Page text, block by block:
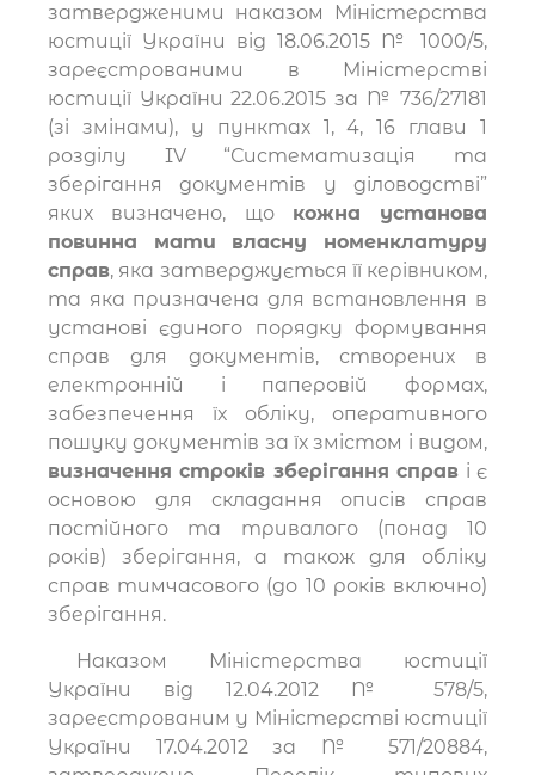
затвердженими наказом Міністерства
юстиції України від 18.06.2015 № 1000/5,
зареєстрованими в Міністерстві
юстиції України 22.06.2015 за № 736/27181
(зі змінами), у пунктах 1, 4, 16 глави 1
розділу IV “Систематизація та
зберігання документів у діловодстві”
яких визначено, що кожна установа
повинна мати власну номенклатуру
справ, яка затверджується її керівником,
та яка призначена для встановлення в
установі єдиного порядку формування
справ для документів, створених в
електронній і паперовій формах,
забезпечення їх обліку, оперативного
пошуку документів за їх змістом і видом,
визначення строків зберігання справ і є
основою для складання описів справ
постійного та тривалого (понад 10
років) зберігання, а також для обліку
справ тимчасового (до 10 років включно)
зберігання.
Наказом Міністерства юстиції
України від 12.04.2012 № 578/5,
зареєстрованим у Міністерстві юстиції
України 17.04.2012 за № 571/20884,